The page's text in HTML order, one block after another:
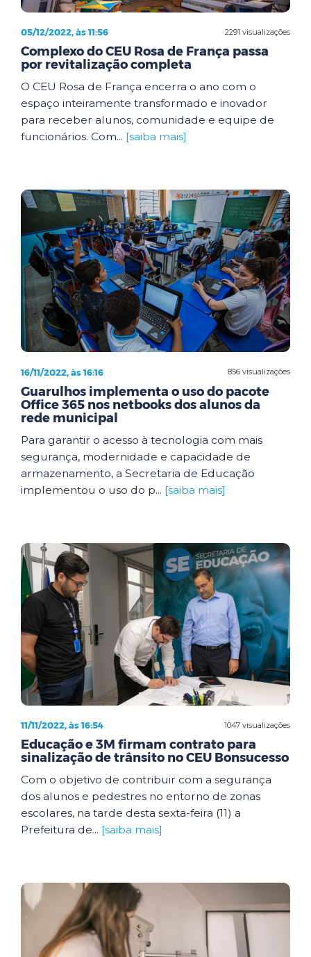
2291 visualizações
05/12/2022, às 11:56
Complexo do CEU Rosa de França passa
por revitalização completa
O CEU Rosa de França encerra o ano com o
espaço inteiramente transformado e inovador
para receber alunos, comunidade e equipe de
funcionários. Com... [saiba mais]
856 visualizações
16/11/2022, às 16:16
Guarulhos implementa o uso do pacote
Office 365 nos netbooks dos alunos da
rede municipal
Para garantir o acesso à tecnologia com mais
segurança, modernidade e capacidade de
armazenamento, a Secretaria de Educação
implementou o uso do p... [saiba mais]
1047 visualizações
11/11/2022, às 16:54
Educação e 3M firmam contrato para
sinalização de trânsito no CEU Bonsucesso
Com o objetivo de contribuir com a segurança
dos alunos e pedestres no entorno de zonas
escolares, na tarde desta sexta-feira (11) a
Prefeitura de... [saiba mais]